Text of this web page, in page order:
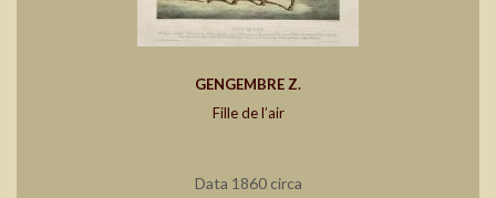
GENGEMBRE Z.
Fille de l’air
Data 1860 circa